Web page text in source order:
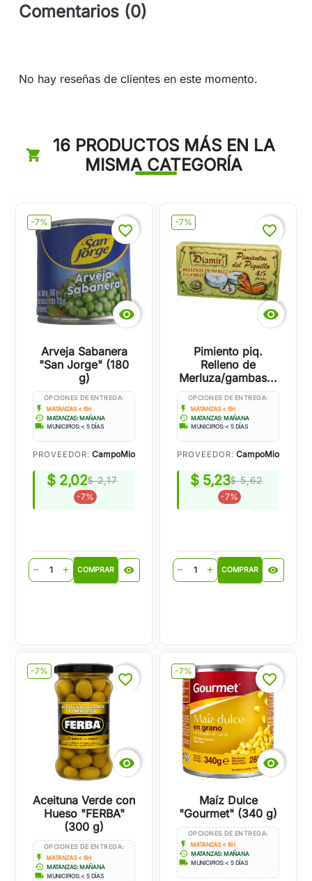
Comentarios (0)
No hay reseñas de clientes en este momento.
16 PRODUCTOS MÁS EN LA
MISMA CATEGORÍA
-7%

favorite_border
Arveja Sabanera
"San Jorge" (180
g)
OPCIONES DE ENTREGA:
flash_on MATANZAS < 6H
history MATANZAS: MAÑANA
local_shipping MUNICIPIOS: < 5 DÍAS
PROVEEDOR: CampoMio
$ 2,02$ 2,17
-7%
remove add COMPRAR visibility
-7%

favorite_border
Pimiento piq.
Relleno de
Merluza/gambas...
OPCIONES DE ENTREGA:
flash_on MATANZAS < 6H
history MATANZAS: MAÑANA
local_shipping MUNICIPIOS: < 5 DÍAS
PROVEEDOR: CampoMio
$ 5,23$ 5,62
-7%
remove add COMPRAR visibility
-7%

favorite_border
Aceituna Verde con
Hueso "FERBA"
(300 g)
OPCIONES DE ENTREGA:
flash_on MATANZAS < 6H
history MATANZAS: MAÑANA
local_shipping MUNICIPIOS: < 5 DÍAS
-7%

favorite_border
Maíz Dulce
"Gourmet" (340 g)
OPCIONES DE ENTREGA:
flash_on MATANZAS < 6H
history MATANZAS: MAÑANA
local_shipping MUNICIPIOS: < 5 DÍAS